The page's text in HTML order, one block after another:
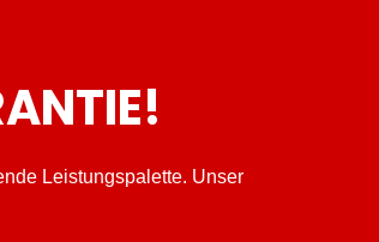
Leistungspalette. Unser